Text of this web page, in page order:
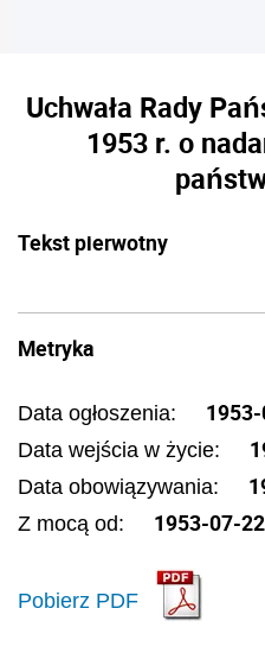
Uchwała Rady
1953 r. o
Tekst pierwotny
Metryka
Data ogłoszenia:
Data wejścia w życie:
Data obowiązywania:
Z mocą od: 1953-07-22
Pobierz PDF